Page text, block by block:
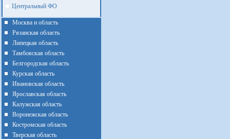
Центральный ФО
Москва и область
Рязанская область
Липецкая область
Тамбовская область
Белгородская область
Курская область
Ивановская область
Ярославская область
Калужская область
Воронежская область
Костромская область
Тверская область